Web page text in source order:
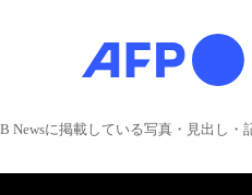
Newsに掲載している写真・見出し